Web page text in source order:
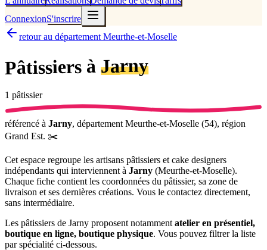
ConnexionS'inscrire
retour au département Meurthe-et-Moselle
Pâtissiers àJarny
1 pâtissier
référencé à Jarny, département Meurthe-et-Moselle (54), région
Grand Est. ✂️
Cet espace regroupe les artisans pâtissiers et cake designers
indépendants qui interviennent à Jarny (Meurthe-et-Moselle).
Chaque fiche contient les coordonnées du pâtissier, sa zone de
livraison et ses dernières créations. Vous le contactez directement,
sans intermédiaire.
Les pâtissiers de Jarny proposent notamment atelier en présentiel,
boutique en ligne, boutique physique. Vous pouvez filtrer la liste
par spécialité ci-dessous.